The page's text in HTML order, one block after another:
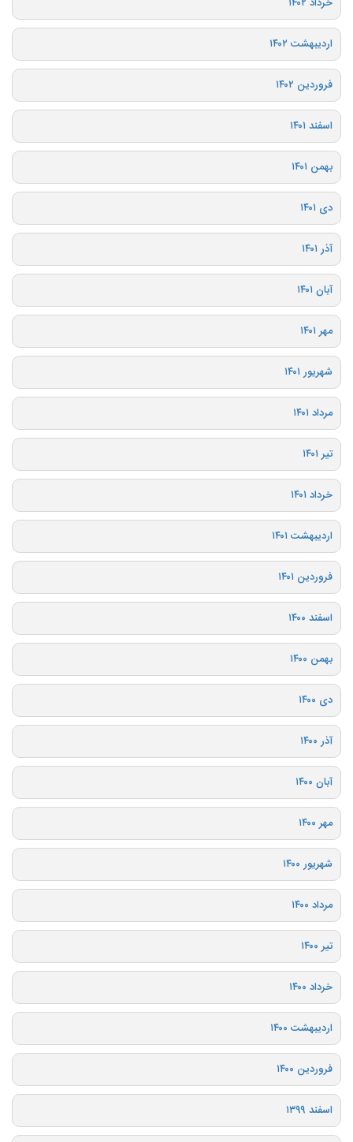
اردیبهشت ۱۴۰۲
فروردین ۱۴۰۲
اسفند ۱۴۰۱
بهمن ۱۴۰۱
دی ۱۴۰۱
آذر ۱۴۰۱
آبان ۱۴۰۱
مهر ۱۴۰۱
شهریور ۱۴۰۱
مرداد ۱۴۰۱
تیر ۱۴۰۱
خرداد ۱۴۰۱
اردیبهشت ۱۴۰۱
فروردین ۱۴۰۱
اسفند ۱۴۰۰
بهمن ۱۴۰۰
دی ۱۴۰۰
آذر ۱۴۰۰
آبان ۱۴۰۰
مهر ۱۴۰۰
شهریور ۱۴۰۰
مرداد ۱۴۰۰
تیر ۱۴۰۰
خرداد ۱۴۰۰
اردیبهشت ۱۴۰۰
فروردین ۱۴۰۰
اسفند ۱۳۹۹